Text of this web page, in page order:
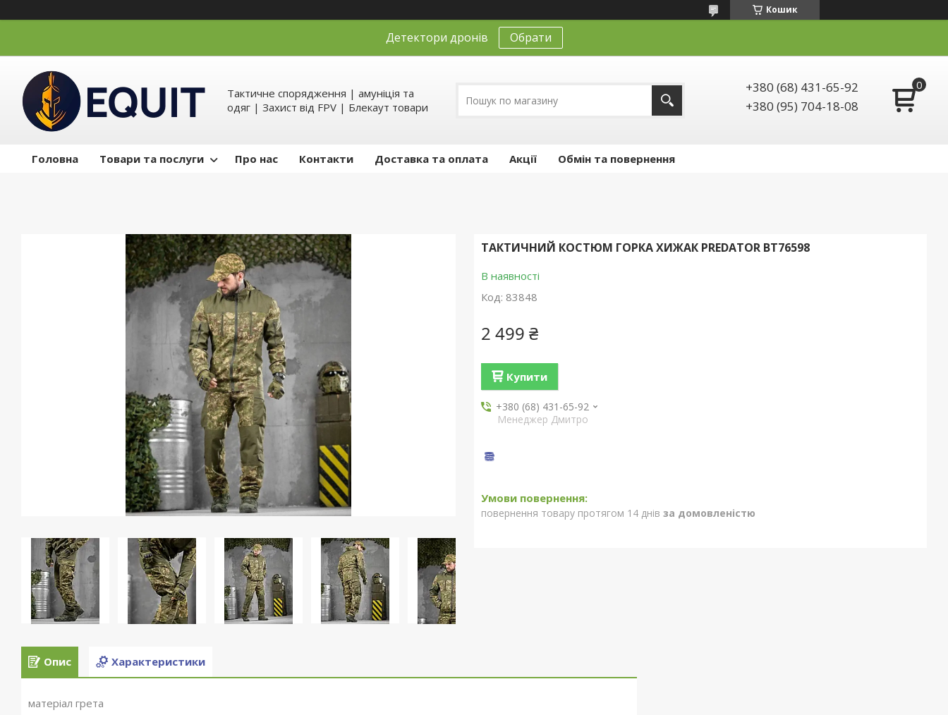
Кошик
Детектори дронів Обрати
Тактичне спорядження | амуніція та
одяг | Захист від FPV | Блекаут товари
+380 (68) 431-65-92
+380 (95) 704-18-08
Головна Товари та послуги Про нас Контакти Доставка та оплата Акції Обмін та повернення
ТАКТИЧНИЙ КОСТЮМ ГОРКА ХИЖАК PREDATOR ВТ76598
В наявності
Код: 83848
2 499 ₴
Купити
+380 (68) 431-65-92
Менеджер Дмитро
повернення товару протягом 14 днів за домовленістю
Опис Характеристики
матеріал грета